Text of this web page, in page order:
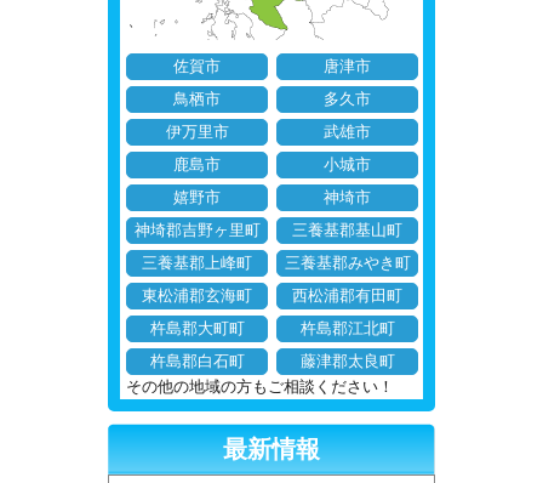
佐賀市
唐津市
鳥栖市
多久市
伊万里市
武雄市
鹿島市
小城市
嬉野市
神埼市
神埼郡吉野ヶ里町
三養基郡基山町
三養基郡上峰町
三養基郡みやき町
東松浦郡玄海町
西松浦郡有田町
杵島郡大町町
杵島郡江北町
杵島郡白石町
藤津郡太良町
その他の地域の方もご相談ください！
最新情報